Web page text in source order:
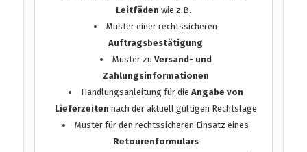
Leitfäden wie z.B.
Muster einer rechtssicheren
Auftragsbestätigung
Muster zu Versand- und
Zahlungsinformationen
Handlungsanleitung für die Angabe von
Lieferzeiten nach der aktuell gültigen Rechtslage
Muster für den rechtssicheren Einsatz eines
Retourenformulars